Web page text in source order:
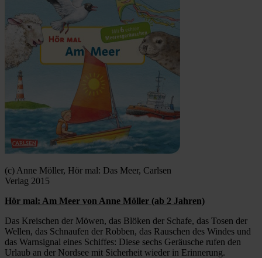
(c) Anne Möller, Hör mal: Das Meer, Carlsen
Verlag 2015
Hör mal: Am Meer von Anne Möller (ab 2 Jahren)
Das Kreischen der Möwen, das Blöken der Schafe, das Tosen der
Wellen, das Schnaufen der Robben, das Rauschen des Windes und
das Warnsignal eines Schiffes: Diese sechs Geräusche rufen den
Urlaub an der Nordsee mit Sicherheit wieder in Erinnerung.